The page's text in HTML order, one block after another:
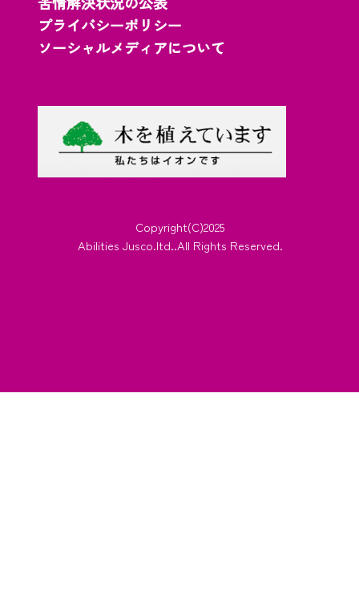
プライバシーポリシー
ソーシャルメディアについて
Copyright(C)2025
Abilities Jusco.ltd..All Rights Reserved.